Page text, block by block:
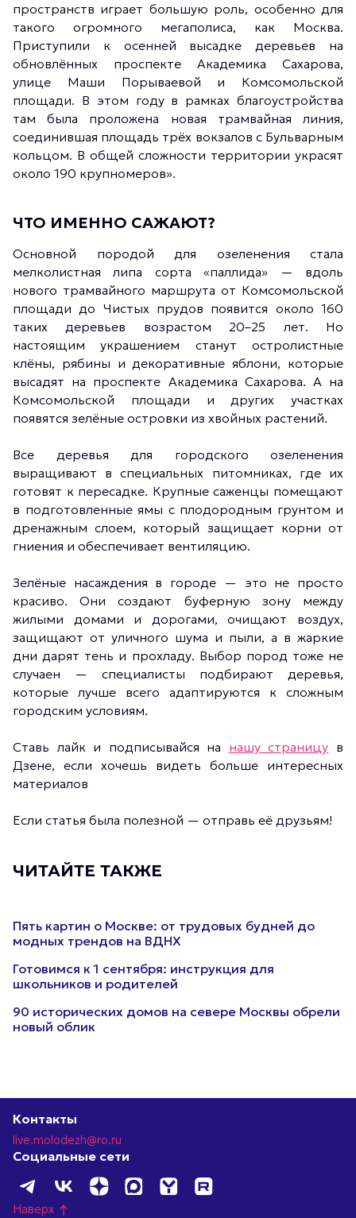
пространств играет большую роль, особенно для
такого огромного мегаполиса, как Москва.
Приступили к осенней высадке деревьев на
обновлённых проспекте Академика Сахарова,
улице Маши Порываевой и Комсомольской
площади. В этом году в рамках благоустройства
там была проложена новая трамвайная линия,
соединившая площадь трёх вокзалов с Бульварным
кольцом. В общей сложности территории украсят
около 190 крупномеров».
ЧТО ИМЕННО САЖАЮТ?
Основной породой для озеленения стала
мелколистная липа сорта «паллида» — вдоль
нового трамвайного маршрута от Комсомольской
площади до Чистых прудов появится около 160
таких деревьев возрастом 20–25 лет. Но
настоящим украшением станут остролистные
клёны, рябины и декоративные яблони, которые
высадят на проспекте Академика Сахарова. А на
Комсомольской площади и других участках
появятся зелёные островки из хвойных растений.
Все деревья для городского озеленения
выращивают в специальных питомниках, где их
готовят к пересадке. Крупные саженцы помещают
в подготовленные ямы с плодородным грунтом и
дренажным слоем, который защищает корни от
гниения и обеспечивает вентиляцию.
Зелёные насаждения в городе — это не просто
красиво. Они создают буферную зону между
жилыми домами и дорогами, очищают воздух,
защищают от уличного шума и пыли, а в жаркие
дни дарят тень и прохладу. Выбор пород тоже не
случаен — специалисты подбирают деревья,
которые лучше всего адаптируются к сложным
городским условиям.
Ставь лайк и подписывайся на нашу страницу в
Дзене, если хочешь видеть больше интересных
материалов
Если статья была полезной — отправь её друзьям!
ЧИТАЙТЕ ТАКЖЕ
Пять картин о Москве: от трудовых будней до
модных трендов на ВДНХ
Готовимся к 1 сентября: инструкция для
школьников и родителей
90 исторических домов на севере Москвы обрели
новый облик
Контакты
live.molodezh@ro.ru
Социальные сети
Наверх north